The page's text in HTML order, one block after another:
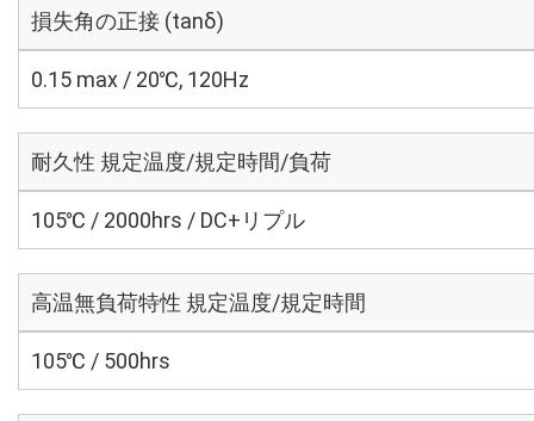
損失角の正接 (tanδ)
0.15 max / 20℃, 120Hz
耐久性 規定温度/規定時間/負荷
105℃ / 2000hrs / DC+リプル
高温無負荷特性 規定温度/規定時間
105℃ / 500hrs